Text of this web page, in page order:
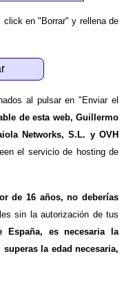
en "Borrar" y rellena de
al pulsar en "Enviar el
de esta web, Guillermo
Networks, S.L. y OVH
el servicio de hosting de
de 16 años, no deberías
sin la autorización de tus
España, es necesaria la
superas la edad necesaria,